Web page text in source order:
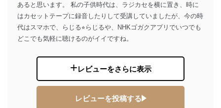
あると思います。 私の子供時代は、ラジカセを横に置き、時に
はカセットテープに録音したりして受講していましたが、今の時
代はスマホで、らじる⭐︎らじるや、NHKゴガクアプリでいつでも
どこでも気軽に聴けるのがイイですね。
レビューをさらに表示
レビューを投稿する